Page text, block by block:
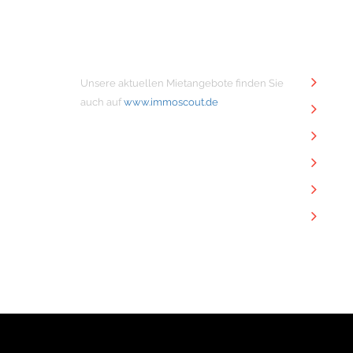
Unsere aktuellen Mietangebote finden Sie
auch auf www.immoscout.de